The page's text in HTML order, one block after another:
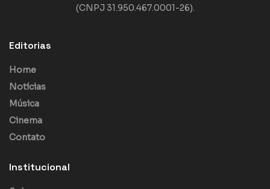
(CNPJ 31.950.467.0001-26).
Editorias
Home
Notícias
Música
Cinema
Contato
Institucional